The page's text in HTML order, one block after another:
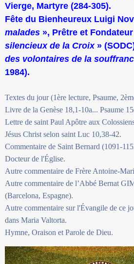
Vierge, Martyre (284-305).
Fête du Bienheureux Luigi
malades », Prêtre et
silencieux de la Croix»
des volontaires de la
1984).
Textes du jour (1ère lecture, Psaume,
Livre de la Genèse 18,1-10a... Psaume
Lettre de saint Paul Apôtre aux
Jésus Christ selon saint Luc 10,38-42.
Commentaire de Saint Bernard (1091-
Docteur de l'Église.
Autre commentaire de Frère Antoine-
Autre commentaire de l’Abbé Bernat
(Barcelona, Espagne).
Autre commentaire sur l'Évangile de ce
dans Maria Valtorta.
Hymne, Oraison et Parole de Dieu.